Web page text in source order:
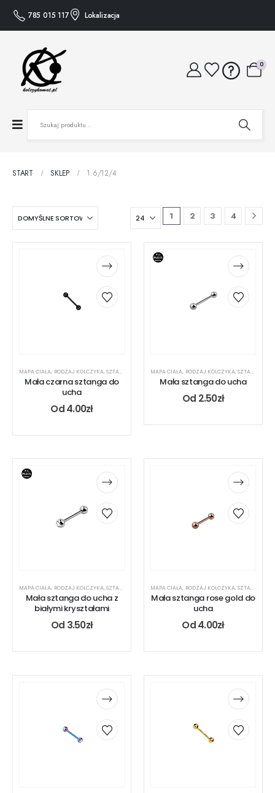
785 015 117 Lokalizacja
0
START SKLEP 1.6/12/4
1 2 3 4
MAPA CIAŁA, RODZAJ KOLCZYKA,SZTANGA
Mała czarna sztanga do
ucha
Od4.00zł
MAPA CIAŁA, RODZAJ KOLCZYKA,SZTANGA
Mała sztanga do ucha
Od 2.50zł
MAPA CIAŁA, RODZAJ KOLCZYKA,SZTANGA
Mała sztanga do ucha z
białymi kryształami
Od 3.50zł
MAPA CIAŁA, RODZAJ KOLCZYKA,SZTANGA
Mała sztanga rose gold do
ucha
Od4.00zł